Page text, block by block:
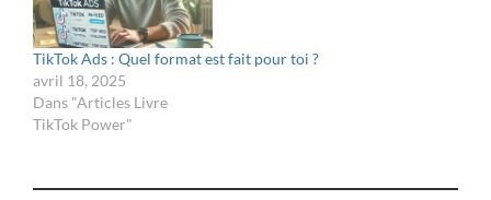
TikTok Ads : Quel format est fait pour toi ?
avril 18, 2025
Dans "Articles Livre
TikTok Power"